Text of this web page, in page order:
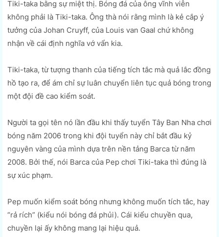
Tiki-taka bằng sự miệt thị. Bóng đá của ông vĩnh viễn
không phải là Tiki-taka. Ông thà nói rằng mình là kẻ cắp ý
tưởng của Johan Cruyff, của Louis van Gaal chứ không
nhận về cái định nghĩa vớ vẩn kia.
Tiki-taka, từ tượng thanh của tiếng tích tắc mà quả lắc đồng
hồ tạo ra, để ám chỉ sự luân chuyển liên tục quả bóng trong
một đội đề cao kiểm soát.
Người ta gọi tên nó lần đầu khi thấy tuyển Tây Ban Nha chơi
bóng năm 2006 trong khi đội tuyển này chỉ bắt đầu kỷ
nguyên vàng của mình dựa trên nền tảng Barca từ năm
2008. Bởi thế, nói Barca của Pep chơi Tiki-taka thì đúng là
sự xúc phạm.
Pep muốn kiểm soát bóng nhưng không muốn tích tắc, hay
“rả rích” (kiểu nói bóng đá phủi). Cái kiểu chuyền qua,
chuyền lại ấy không mang lại hiệu quả.